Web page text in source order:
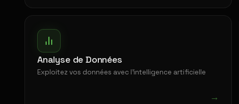
Analyse de Données
Exploitez vos données avec l'intelligence artificielle
→